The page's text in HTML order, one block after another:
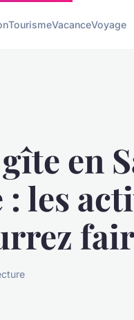
TourismeVacanceVoyage
en
les